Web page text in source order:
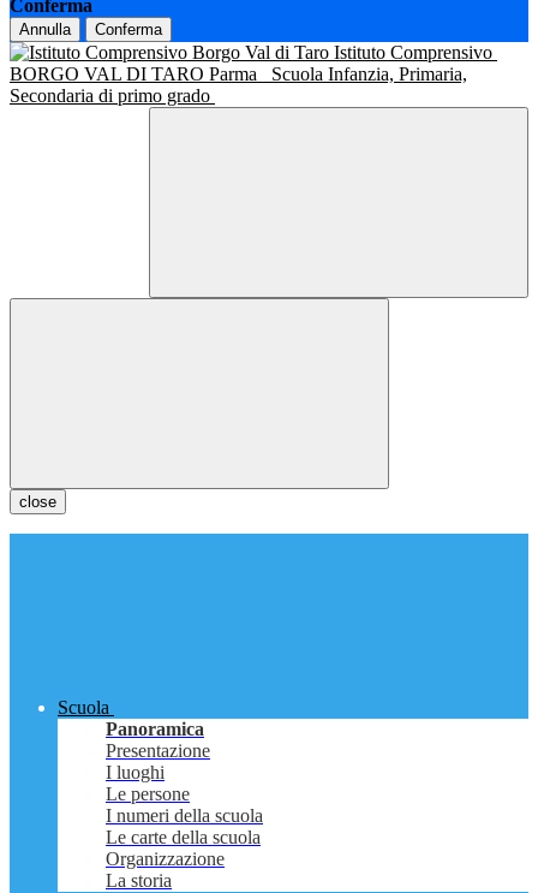
Conferma
Annulla Conferma
Istituto Comprensivo
BORGO VAL DI TARO Parma
Scuola Infanzia, Primaria,
Secondaria di primo grado
close
Scuola
Panoramica
Presentazione
I luoghi
Le persone
I numeri della scuola
Le carte della scuola
Organizzazione
La storia